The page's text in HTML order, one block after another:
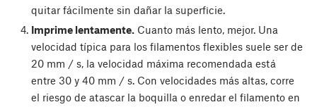
quitar fácilmente sin dañar la superficie.
Imprime lentamente.Cuanto más lento, mejor. Una
velocidad típica para los filamentos flexibles suele ser de
20 mm / s, la velocidad máxima recomendada está
entre 30 y 40 mm / s. Con velocidades más altas, corre
el riesgo de atascar la boquilla o enredar el filamento en